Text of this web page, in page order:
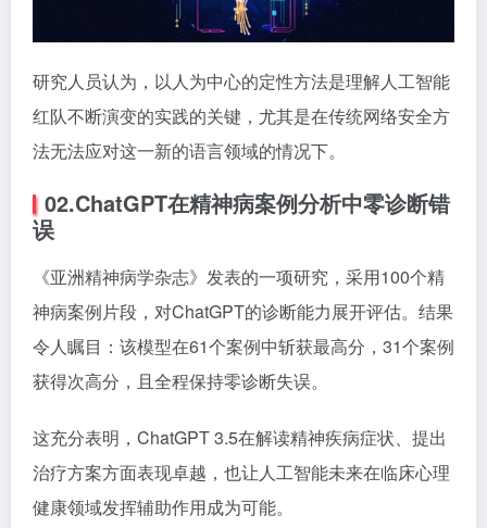
研究人员认为，以人为中心的定性方法是理解人工智能
红队不断演变的实践的关键，尤其是在传统网络安全方
法无法应对这一新的语言领域的情况下。
02.ChatGPT在精神病案例分析中零诊断错
误
《亚洲精神病学杂志》发表的一项研究，采用100个精
神病案例片段，对ChatGPT的诊断能力展开评估。结果
令人瞩目：该模型在61个案例中斩获最高分，31个案例
获得次高分，且全程保持零诊断失误。
这充分表明，ChatGPT 3.5在解读精神疾病症状、提出
治疗方案方面表现卓越，也让人工智能未来在临床心理
健康领域发挥辅助作用成为可能。